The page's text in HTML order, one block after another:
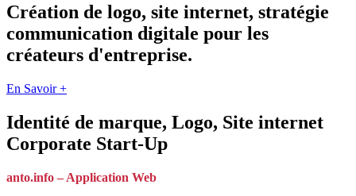
Création de logo, site internet, stratégie
communication digitale pour les
créateurs d'entreprise.
En Savoir +
Identité de marque, Logo, Site internet
Corporate Start-Up
anto.info– Application Web